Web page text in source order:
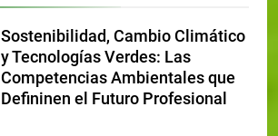
Sostenibilidad, Cambio Climático
y Tecnologías Verdes: Las
Competencias Ambientales que
Defininen el Futuro Profesional